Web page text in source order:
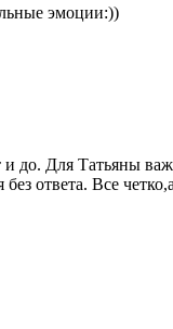
эмоции:))
Для Татьяны
ответа. Все